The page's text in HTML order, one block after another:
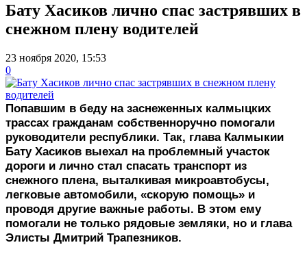
Бату Хасиков лично спас застрявших в
снежном плену водителей
23 ноября 2020, 15:53
0
Попавшим в беду на заснеженных калмыцких
трассах гражданам собственноручно помогали
руководители республики. Так, глава Калмыкии
Бату Хасиков выехал на проблемный участок
дороги и лично стал спасать транспорт из
снежного плена, выталкивая микроавтобусы,
легковые автомобили, «скорую помощь» и
проводя другие важные работы. В этом ему
помогали не только рядовые земляки, но и глава
Элисты Дмитрий Трапезников.